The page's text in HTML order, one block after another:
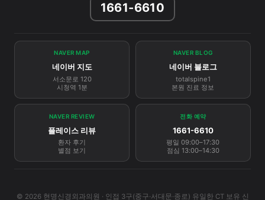
1661-6610
NAVER MAP
네이버 지도
서소문로 120
시청역 1분
NAVER BLOG
네이버 블로그
totalspine1
본원 진료 정보
NAVER REVIEW
플레이스 리뷰
환자 후기
별점 보기
전화 예약
1661-6610
평일 09:00–17:30
점심 13:00–14:30
© 2026 현명신경외과의원 · 인접 3구(중구·서대문·종로) 유일한 CT 보유 신